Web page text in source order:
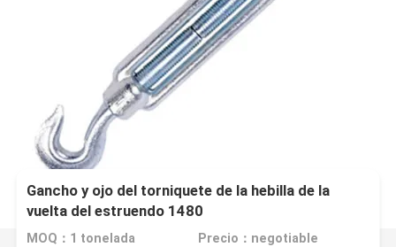
Gancho y ojo del torniquete de la hebilla de la
vuelta del estruendo 1480
MOQ：1 tonelada Precio：negotiable